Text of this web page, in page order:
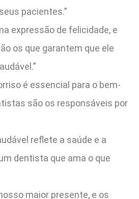
pacientes.”
expressão de felicidade, e
os que garantem que ele
é essencial para o bem-
são os responsáveis por
reflete a saúde e a
dentista que ama o que
maior presente, e os